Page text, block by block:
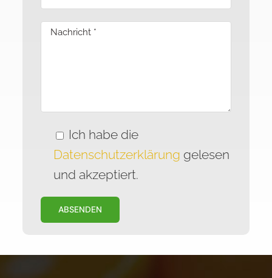
Ich habe die
Datenschutzerklärung gelesen
und akzeptiert.